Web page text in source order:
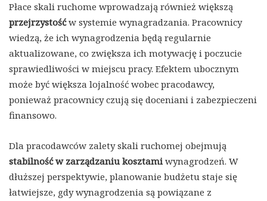
Płace skali ruchome wprowadzają również większą
przejrzystośćw systemie wynagradzania. Pracownicy
wiedzą, że ich wynagrodzenia będą regularnie
aktualizowane, co zwiększa ich motywację i poczucie
sprawiedliwości w miejscu pracy. Efektem ubocznym
może być większa lojalność wobec pracodawcy,
ponieważ pracownicy czują się doceniani i zabezpieczeni
finansowo.
Dla pracodawców zalety skali ruchomej obejmują
stabilność w zarządzaniu kosztamiwynagrodzeń. W
dłuższej perspektywie, planowanie budżetu staje się
łatwiejsze, gdy wynagrodzenia są powiązane z